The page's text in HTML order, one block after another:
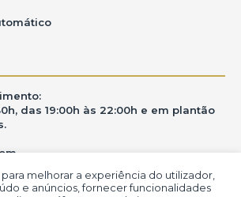
melhorar a experiência do utilizador,
e anúncios, fornecer funcionalidades
das 19:00h às 22:00h e em plantão